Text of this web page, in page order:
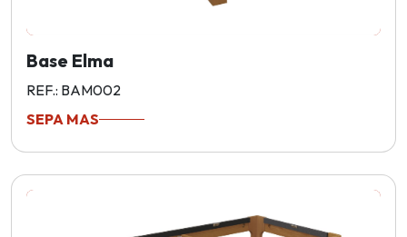
Base Elma
REF.: BAM002
SEPA MAS